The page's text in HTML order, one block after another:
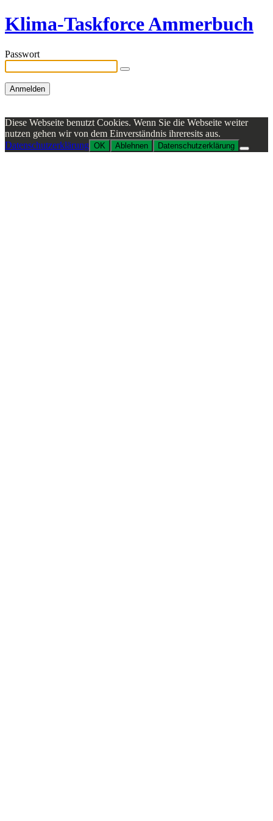
Klima-Taskforce Ammerbuch
Passwort
Diese Webseite benutzt Cookies. Wenn Sie die Webseite weiter
nutzen gehen wir von dem Einverständnis ihreresits aus.
Datenschutzerklärung OK Ablehnen Datenschutzerklärung